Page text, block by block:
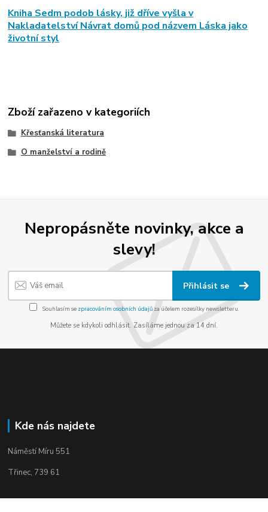
Kniha Sedm podob lásky, již dříve vyšla v
Nakladatelství Návrat domů pod názvem Láska jako
životní styl
Zboží zařazeno v kategoriích
Křesťanská literatura
O manželství a rodině
Nepropásněte novinky, akce a
slevy!
Přihlásit se
Souhlasím se zpracováním osobních údajůza účelem rozesílky newsletteru.
Můžete se kdykoli odhlásit. Zasíláme jednou za 14 dní.
Kde nás najdete
Náměstí Míru 551
Třinec, 739 61